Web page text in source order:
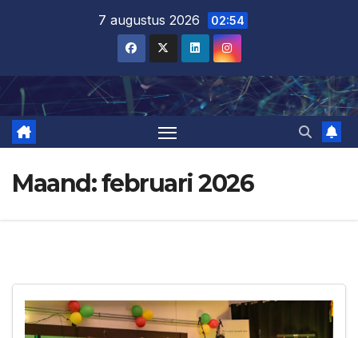
inhoud
7 augustus 2026 02:54
Maand:februari 2026